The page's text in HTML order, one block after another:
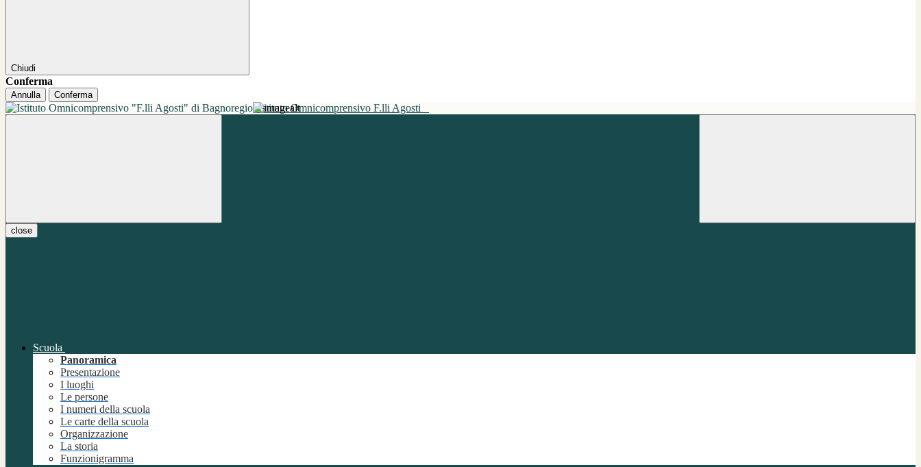
Chiudi
Conferma
Annulla Conferma
Istituto Omnicomprensivo F.lli Agosti
close
Scuola
Panoramica
Presentazione
I luoghi
Le persone
I numeri della scuola
Le carte della scuola
Organizzazione
La storia
Funzionigramma